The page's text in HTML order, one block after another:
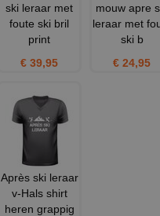
ski leraar met
foute ski bril
print
€ 39,95
mouw apre
leraar met
ski b
€ 24,95
Après ski leraar
v-Hals shirt
heren grappig